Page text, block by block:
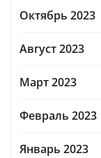
Октябрь 2023
Август 2023
Март 2023
Февраль 2023
Январь 2023